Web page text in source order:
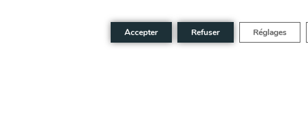
Accepter Refuser Réglages